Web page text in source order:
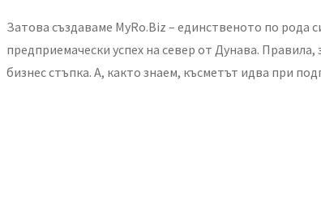
Затова създаваме MyRo.Biz – единственото по рода
предприемачески успех на север от Дунава.
бизнес стъпка. А, както знаем, късметът идва при